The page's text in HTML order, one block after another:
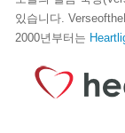
있습니다.
2000년부터는